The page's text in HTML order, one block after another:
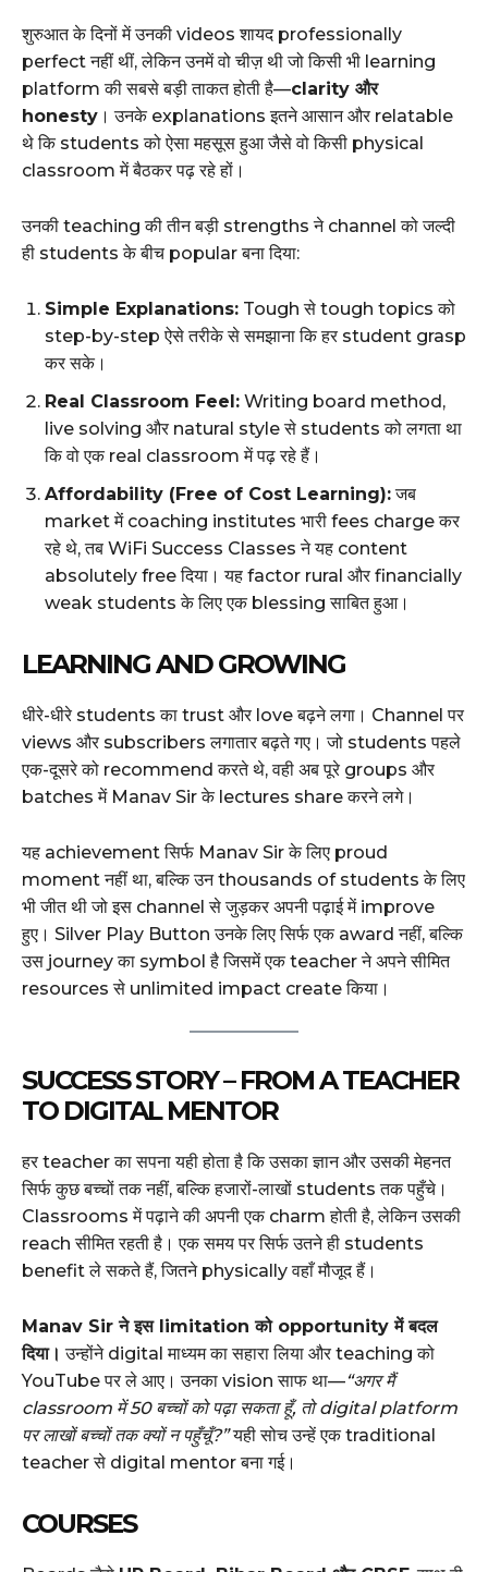
शुरुआत के दिनों में उनकी videos शायद professionally
perfect नहीं थीं, लेकिन उनमें वो चीज़ थी जो किसी भी learning
platform की सबसे बड़ी ताकत होती है—clarity और
honesty । उनके explanations इतने आसान और relatable
थे कि students को ऐसा महसूस हुआ जैसे वो किसी physical
classroom में बैठकर पढ़ रहे हों।
उनकी teaching की तीन बड़ी strengths ने channel को जल्दी
ही students के बीच popular बना दिया:
Simple Explanations: Tough से tough topics को
step-by-step ऐसे तरीके से समझाना कि हर student grasp
कर सके।
Real Classroom Feel: Writing board method,
live solving और natural style से students को लगता था
कि वो एक real classroom में पढ़ रहे हैं।
Affordability (Free of Cost Learning):जब
market में coaching institutes भारी fees charge कर
रहे थे, तब WiFi Success Classes ने यह content
absolutely free दिया। यह factor rural और financially
weak students के लिए एक blessing साबित हुआ।
LEARNING AND GROWING
धीरे-धीरे students का trust और love बढ़ने लगा। Channel पर
views और subscribers लगातार बढ़ते गए। जो students पहले
एक-दूसरे को recommend करते थे, वही अब पूरे groups और
batches में Manav Sir के lectures share करने लगे।
यह achievement सिर्फ Manav Sir के लिए proud
moment नहीं था, बल्कि उन thousands of students के लिए
भी जीत थी जो इस channel से जुड़कर अपनी पढ़ाई में improve
हुए। Silver Play Button उनके लिए सिर्फ एक award नहीं, बल्कि
उस journey का symbol है जिसमें एक teacher ने अपने सीमित
resources से unlimited impact create किया।
SUCCESS STORY – FROM A TEACHER
TO DIGITAL MENTOR
हर teacher का सपना यही होता है कि उसका ज्ञान और उसकी मेहनत
सिर्फ कुछ बच्चों तक नहीं, बल्कि हजारों-लाखों students तक पहुँचे।
Classrooms में पढ़ाने की अपनी एक charm होती है, लेकिन उसकी
reach सीमित रहती है। एक समय पर सिर्फ उतने ही students
benefit ले सकते हैं, जितने physically वहाँ मौजूद हैं।
Manav Sir ने इस limitation को opportunity में बदल
दिया। उन्होंने digital माध्यम का सहारा लिया और teaching को
YouTube पर ले आए। उनका vision साफ था—“अगर मैं
classroom में 50 बच्चों को पढ़ा सकता हूँ, तो digital platform
पर लाखों बच्चों तक क्यों न पहुँचूँ?”यही सोच उन्हें एक traditional
teacher से digital mentor बना गई।
COURSES